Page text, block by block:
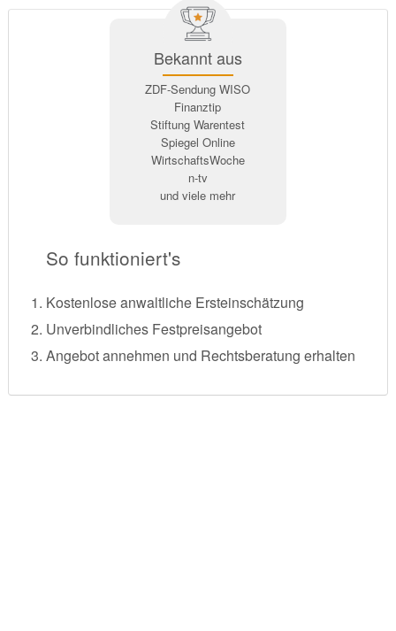
Bekannt aus
ZDF-Sendung WISO
Finanztip
Stiftung Warentest
Spiegel Online
WirtschaftsWoche
n-tv
und viele mehr
So funktioniert's
Kostenlose anwaltliche Ersteinschätzung
Unverbindliches Festpreisangebot
Angebot annehmen und Rechtsberatung erhalten